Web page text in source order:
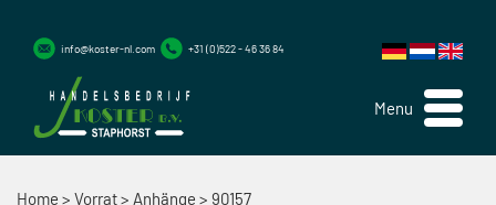
Menu
info@koster-nl.com +31 (0)522 - 46 36 84
Home > Vorrat> Anhänge > 90157